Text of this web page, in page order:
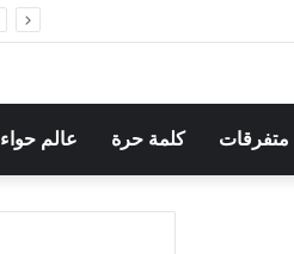
في البال
متفرقات كلمة حرة عالم حواء